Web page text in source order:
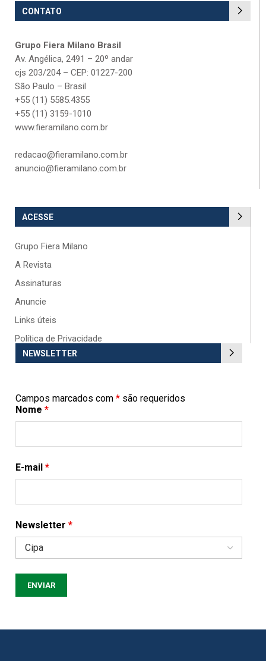
CONTATO
Grupo Fiera Milano Brasil
Av. Angélica, 2491 – 20º andar
cjs 203/204 – CEP: 01227-200
São Paulo – Brasil
+55 (11) 5585.4355
+55 (11) 3159-1010
www.fieramilano.com.br
redacao@fieramilano.com.br
anuncio@fieramilano.com.br
ACESSE
Grupo Fiera Milano
A Revista
Assinaturas
Anuncie
Links úteis
Política de Privacidade
NEWSLETTER
Campos marcados com * são requeridos
Nome *
E-mail *
Newsletter *